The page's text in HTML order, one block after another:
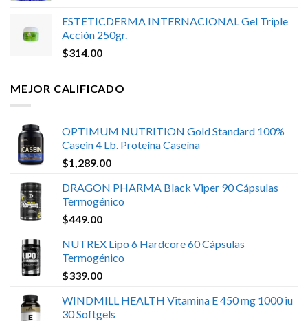
ESTETICDERMA INTERNACIONAL Gel Triple
Acción 250gr.
$314.00
MEJOR CALIFICADO
OPTIMUM NUTRITION Gold Standard 100%
Casein 4 Lb. Proteína Caseína
$1,289.00
DRAGON PHARMA Black Viper 90 Cápsulas
Termogénico
$449.00
NUTREX Lipo 6 Hardcore 60 Cápsulas
Termogénico
$339.00
WINDMILL HEALTH Vitamina E 450 mg 1000 iu
30 Softgels